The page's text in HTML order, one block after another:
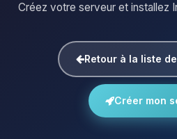
Créez votre serveur et installez
Retour à la liste
Créer mon